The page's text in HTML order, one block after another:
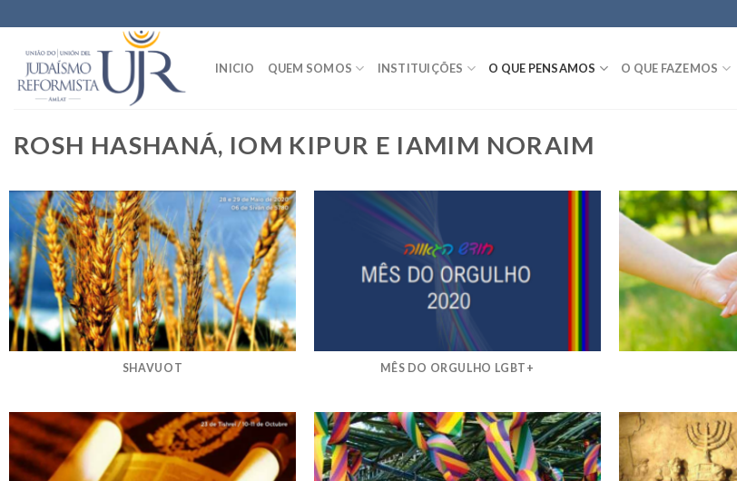
to
content
INICIO QUEM SOMOS INSTITUIÇÕES O QUE PENSAMOS O QUE FAZEMOS
ROSH HASHANÁ, IOM KIPUR E IAMIM NORAIM
SHAVUOT MÊS DO ORGULHO LGBT+